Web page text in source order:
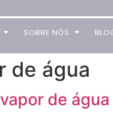
SOBRE NÓS
de água
de